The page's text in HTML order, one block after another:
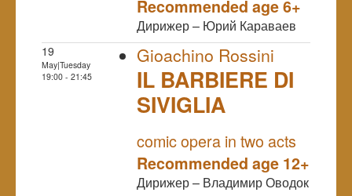
Recommended age 6+
Дирижер – Юрий Караваев
19
May|Tuesday
19:00 - 21:45
Gioachino Rossini
IL BARBIERE DI
SIVIGLIA
comic opera in two acts
Recommended age 12+
Дирижер – Владимир Оводок